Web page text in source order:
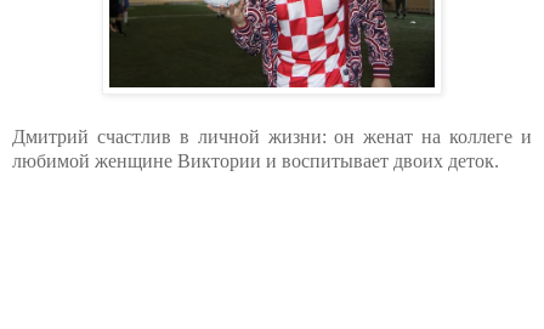
Дмитрий счастлив в личной жизни: он женат на коллеге и
любимой женщине Виктории и воспитывает двоих деток.